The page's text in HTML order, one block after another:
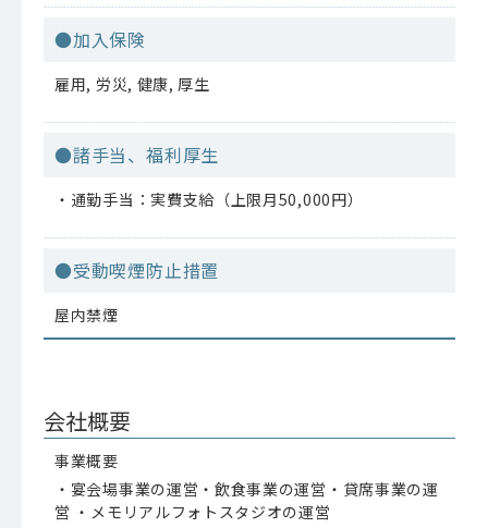
●加入保険
雇用, 労災, 健康, 厚生
●諸手当、福利厚生
・通勤手当：実費支給（上限月50,000円）
●受動喫煙防止措置
屋内禁煙
会社概要
事業概要
・宴会場事業の運営・飲食事業の運営・貸席事業の運
営 ・メモリアルフォトスタジオの運営